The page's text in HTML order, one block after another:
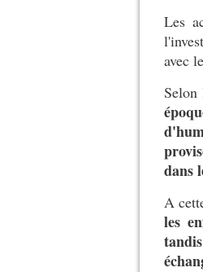
Les
avec
Selon
dans
A
les